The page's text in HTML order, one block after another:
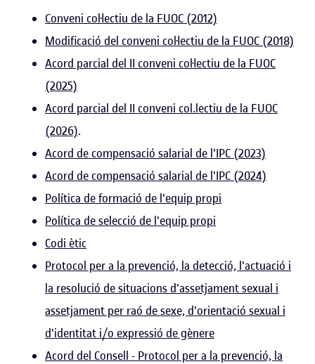
Conveni col·lectiu de la FUOC (2012)
Modificació del conveni col·lectiu de la FUOC (2018)
Acord parcial del II conveni col·lectiu de la FUOC
(2025)
Acord parcial del II conveni col.lectiu de la FUOC
(2026).
Acord de compensació salarial de l'IPC (2023)
Acord de compensació salarial de l'IPC (2024)
Política de formació de l'equip propi
Política de selecció de l'equip propi
Codi ètic
Protocol per a la prevenció, la detecció, l'actuació i
la resolució de situacions d'assetjament sexual i
assetjament per raó de sexe, d'orientació sexual i
d'identitat i/o expressió de gènere
Acord del Consell - Protocol per a la prevenció, la